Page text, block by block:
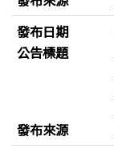
發布日期
公告標題
發布來源